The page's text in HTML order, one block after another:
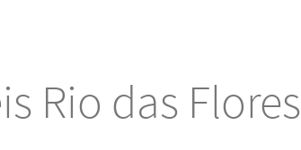
Rio das Flores